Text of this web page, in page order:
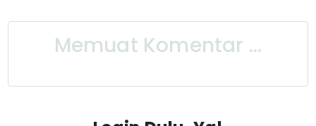
Memuat Komentar ...